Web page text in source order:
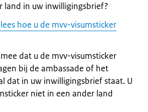
land in uw inwilligingsbrief?
hoe u de mvv-visumsticker
dat u de mvv-visumsticker
bij de ambassade of het
dat in uw inwilligingsbrief staat. U
niet in een ander land